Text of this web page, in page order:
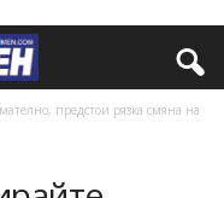
предстои рязка смяна на